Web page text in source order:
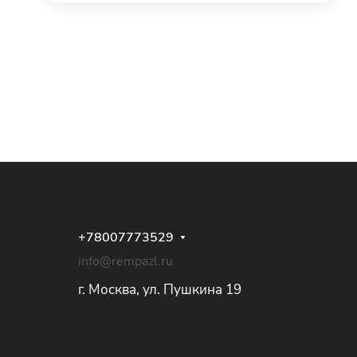
+78007773529
info@rempazl.ru
г. Москва, ул. Пушкина 19